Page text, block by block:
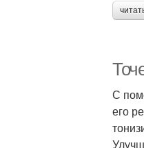
С
его